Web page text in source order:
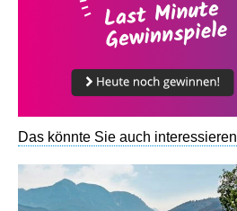
Das könnte Sie auch interessieren